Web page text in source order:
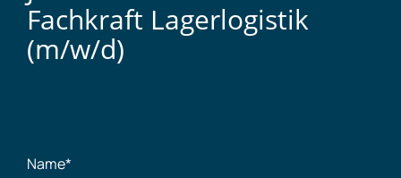
Fachkraft Lagerlogistik
(m/w/d)
Name*